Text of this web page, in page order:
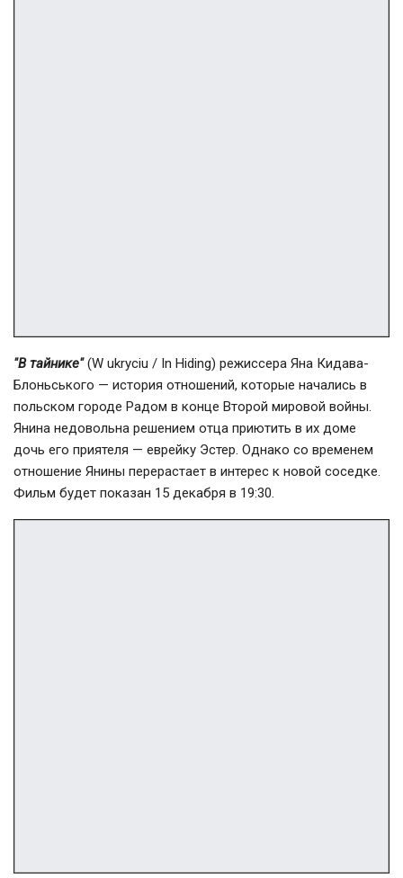
"В тайнике"(W ukryciu / In Hiding) режиссера Яна Кидава-
Блоньського — история отношений, которые начались в
польском городе Радом в конце Второй мировой войны.
Янина недовольна решением отца приютить в их доме
дочь его приятеля — еврейку Эстер. Однако со временем
отношение Янины перерастает в интерес к новой соседке.
Фильм будет показан 15 декабря в 19:30.